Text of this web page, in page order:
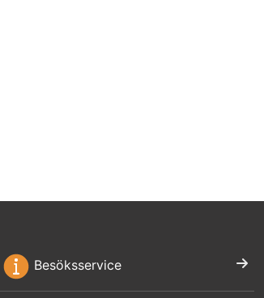
Besöksservice